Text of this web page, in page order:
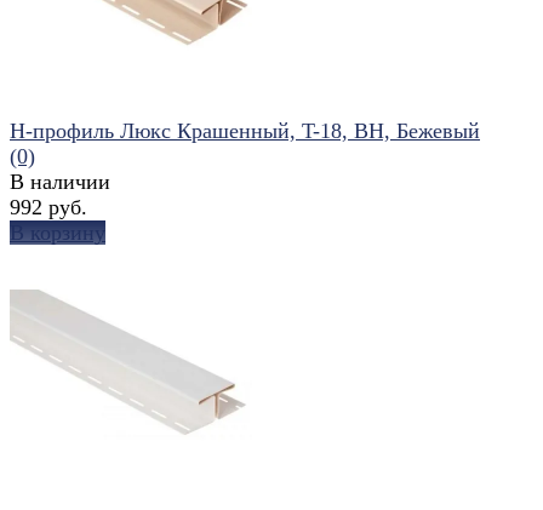
избранное сравнить
Н-профиль Люкс Крашенный, T-18, ВН, Бежевый
(0)
В наличии
992 руб.
В корзину